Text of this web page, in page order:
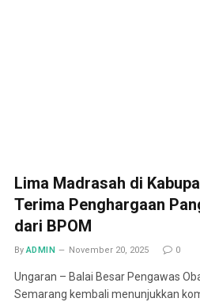
Lima Madrasah di
Terima Penghargaan
dari BPOM
By ADMIN November 20, 2025 0
Ungaran – Balai Besar Pengawas
Semarang kembali menunjukkan